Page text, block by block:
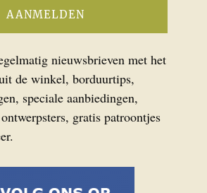
nieuwsbrieven met het
de winkel, borduurtips,
speciale aanbiedingen,
gratis patroontjes